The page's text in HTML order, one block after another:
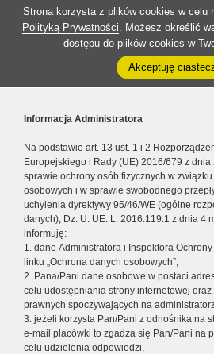
Strona korzysta z plików cookies w celu
Polityką Prywatności. Możesz określić
dostępu do plików cookies w
Akceptuję
Informacja Administratora
Na podstawie art. 13 ust. 1 i 2
Europejskiego i Rady (UE) 2016/679 z
sprawie ochrony osób fizycznych w
osobowych i w sprawie swobodnego
uchylenia dyrektywy 95/46/WE (ogólne
danych), Dz. U. UE. L. 2016.119.1 z dnia 4
informuję:
1. dane Administratora i Inspektora
linku „Ochrona danych osobowych”,
2. Pana/Pani dane osobowe w postaci
celu udostępniania strony internetowej
prawnych spoczywających na
3. jeżeli korzysta Pan/Pani z odnośnika na
e-mail placówki to zgadza się Pan/Pani na
celu udzielenia odpowiedzi,